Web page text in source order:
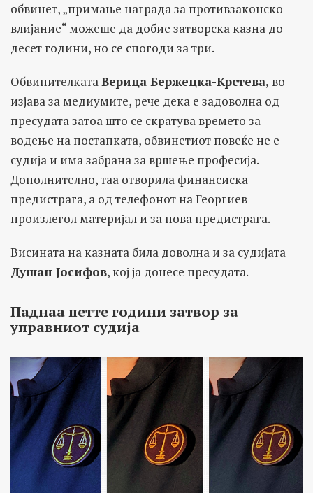
обвинет, „примање награда за противзаконско
влијание“ можеше да добие затворска казна до
десет години, но се спогоди за три.
OбвинителкатаВерица Бержецка-Крстева, во
изјава за медиумите, рече дека е задоволна од
пресудата затоа што се скратува времето за
водење на постапката, обвинетиот повеќе не е
судија и има забрана за вршење професија.
Дополнително, таа отворила финансиска
предистрага, а од телефонот на Георгиев
произлегол материјал и за нова предистрага.
Висината на казната била доволна и за судијата
Душан Јосифов, кој ја донесе пресудата.
Паднаа петте години затвор за
управниот судија